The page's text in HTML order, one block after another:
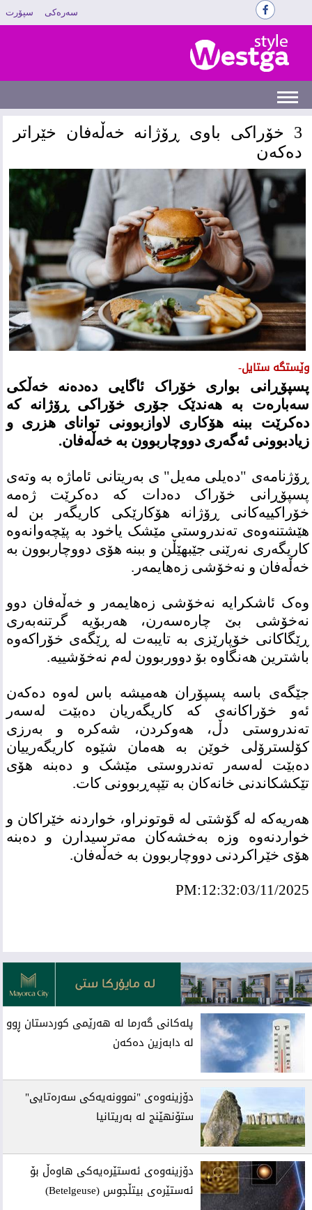
سەرەکی سپۆرت
‌3 خۆراکی باوی ڕۆژانە خەڵەفان خێراتر
دەکەن
وێستگە ستایل-
پسپۆڕانی بواری خۆراک ئاگایی دەدەنە خەڵکی
سەبارەت بە هەندێک جۆری خۆراکی ڕۆژانە کە
دەکرێت ببنە هۆکاری لاوازبوونی توانای هزری و
زیادبوونی ئەگەری دووچاربوون بە خەڵەفان.
ڕۆژنامەی "دەیلی مەیل" ی بەریتانی ئاماژە بە وتەی
پسپۆڕانی خۆراک دەدات کە دەکرێت ژەمە
خۆراکییەکانی ڕۆژانە هۆکارێکی کاریگەر بن لە
هێشتنەوەی تەندروستی مێشک یاخود بە پێچەوانەوە
کاریگەری نەرێنی جێبهێڵن و ببنە هۆی دووچاربوون بە
خەڵەفان و نەخۆشی زەهایمەر.
وەک ئاشکرایە نەخۆشی زەهایمەر و خەڵەفان دوو
نەخۆشی بێ چارەسەرن، هەربۆیە گرتنەبەری
ڕێگاکانی خۆپارێزی بە تایبەت لە ڕێگەی خۆراکەوە
باشترین هەنگاوە بۆ دووربوون لەم نەخۆشییە.
جێگەی باسە پسپۆران هەمیشە باس لەوە دەکەن
ئەو خۆراکانەی کە کاریگەریان دەبێت لەسەر
تەندروستی دڵ، هەوکردن، شەکرە و بەرزی
کۆلسترۆلی خوێن بە هەمان شێوە کاریگەرییان
دەبێت لەسەر تەندروستی مێشک و دەبنە هۆی
تێکشکاندنی خانەکان بە تێپەڕبوونی کات.
هەریەکە لە گۆشتی لە قوتونراو، خواردنە خێراکان و
خواردنەوە وزە بەخشەکان مەترسیدارن و دەبنە
هۆی خێراکردنی دووچاربوون بە خەڵەفان.
PM:12:32:03/11/2025
پلەکانی گەرما لە هەرێمی کوردستان ڕوو
لە دابەزین دەکەن
دۆزینەوەی "نموونەیەکی سەرەتایی"
ستۆنهێنج لە بەریتانیا
دۆزینەوەی ئەستێرەیەکی هاوەڵ بۆ
ئەستێرەی بیتڵجوس (Betelgeuse)